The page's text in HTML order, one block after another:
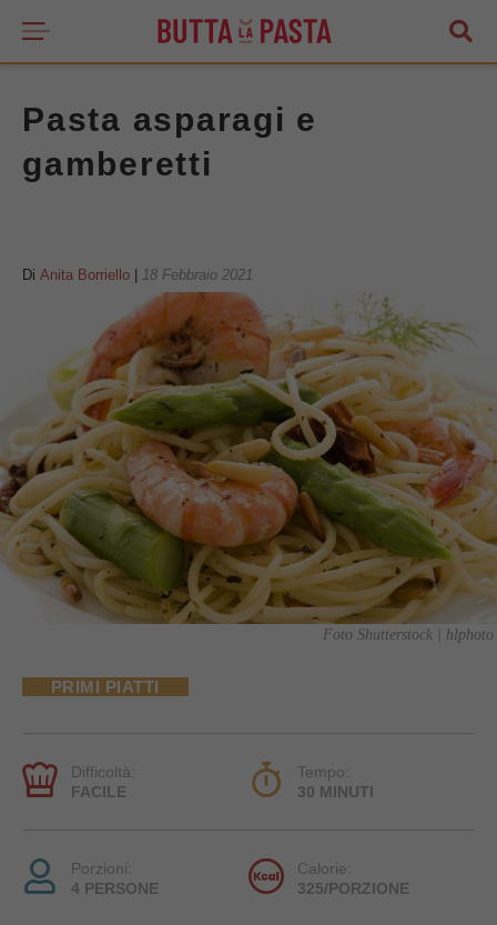
Pasta asparagi e
gamberetti
Di Anita Borriello 18 Febbraio 2021
Foto Shutterstock | hlphoto
PRIMI PIATTI
Difficoltà:
FACILE
Tempo:
30 MINUTI
Porzioni:
4 PERSONE
Calorie:
325/PORZIONE